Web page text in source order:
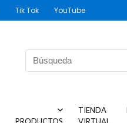
Tik Tok YouTube
TIENDA